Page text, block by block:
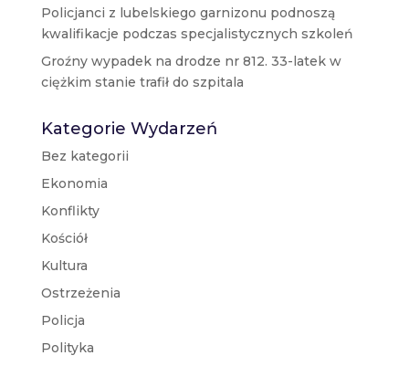
Policjanci z lubelskiego garnizonu podnoszą
kwalifikacje podczas specjalistycznych szkoleń
Groźny wypadek na drodze nr 812. 33-latek w
ciężkim stanie trafił do szpitala
Kategorie Wydarzeń
Bez kategorii
Ekonomia
Konflikty
Kościół
Kultura
Ostrzeżenia
Policja
Polityka